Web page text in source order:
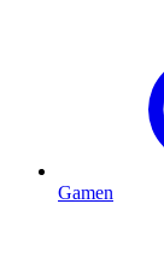
Gamen